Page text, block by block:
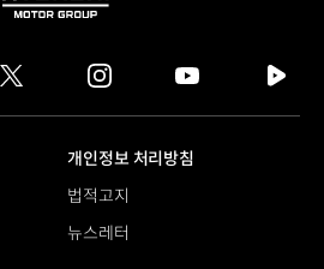
HYUNDAI
GROUP
twitter instagram
tv
개인정보 처리방침
법적고지
뉴스레터